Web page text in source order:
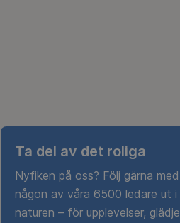
Ta del av det roliga
Nyfiken på oss? Följ gärna med
någon av våra 6500 ledare ut i
naturen – för upplevelser, glädje